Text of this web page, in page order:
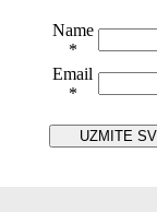
Name
*
Email
*